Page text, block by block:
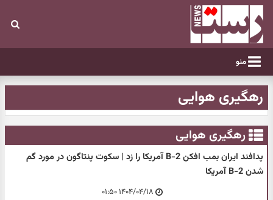
منو
رهگیری هوایی
رهگیری هوایی
پدافند ایران بمب افکن B-2 آمریکا را زد | سکوت پنتاگون در مورد گم
شدن B-2 آمریکا
۱۴۰۴/۰۴/۱۸ ۰۱:۵۰